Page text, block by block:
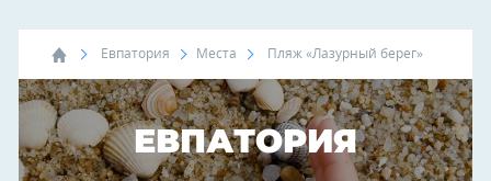
Евпатория Места Пляж «Лазурный берег»
ЕВПАТОРИЯ